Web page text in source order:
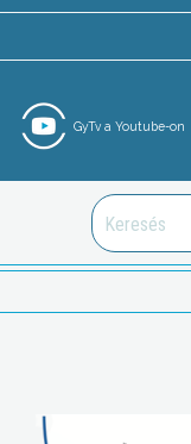
GyTv a Youtube-on